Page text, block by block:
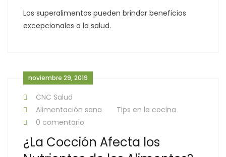
Los superalimentos pueden brindar beneficios
excepcionales a la salud.
noviembre 29, 2019
CNC Salud
Alimentación sana
Tips en la cocina
0 comentario
¿La Cocción Afecta los